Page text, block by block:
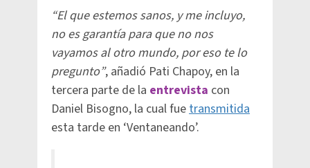
“El que estemos sanos, y me incluyo,
no es garantía para que no nos
vayamos al otro mundo, por eso te lo
pregunto”, añadió Pati Chapoy, en la
tercera parte de la entrevista con
Daniel Bisogno, la cual fue transmitida
esta tarde en ‘Ventaneando’.